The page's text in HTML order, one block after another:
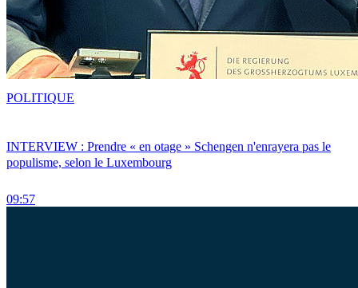
INTERVIEW : Prendre « en otage » Schengen n'enrayera pas le
populisme, selon le Luxembourg
09:57
POLITIQUE